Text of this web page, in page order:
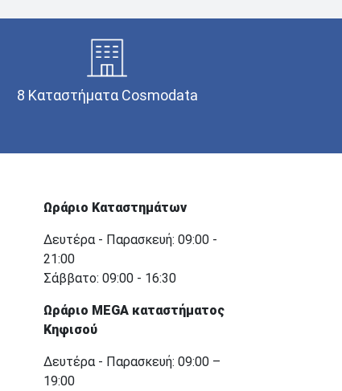
8 Καταστήματα Cosmodata
Ωράριο Καταστημάτων
Δευτέρα - Παρασκευή: 09:00 -
21:00
Σάββατο: 09:00 - 16:30
Ωράριο MEGA καταστήματος
Κηφισού
Δευτέρα - Παρασκευή: 09:00 –
19:00